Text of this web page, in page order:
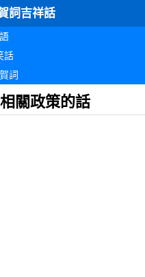
詞吉祥話
話
詞
關政策的話